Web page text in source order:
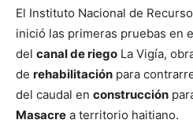
El Instituto Nacional de
inició las primeras pruebas en
del canal de riego La Vigía,
de rehabilitación para
del caudal en construcción
Masacre a territorio haitiano.